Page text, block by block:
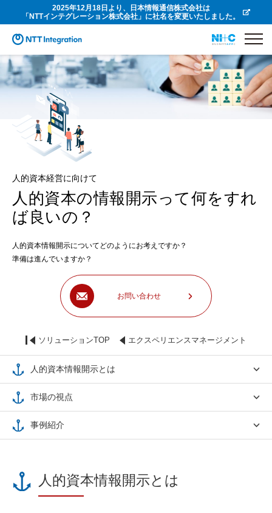
2025年12月18日より、日本情報通信株式会社は
「NTTインテグレーション株式会社」に社名を変更いたしました。
人的資本経営に向けて
人的資本の情報開示って何をすれ
ば良いの？
人的資本情報開示についてどのようにお考えですか？
準備は進んでいますか？
お問い合わせ
ソリューションTOP エクスペリエンスマネージメント
人的資本情報開示とは
市場の視点
事例紹介
人的資本情報開示とは